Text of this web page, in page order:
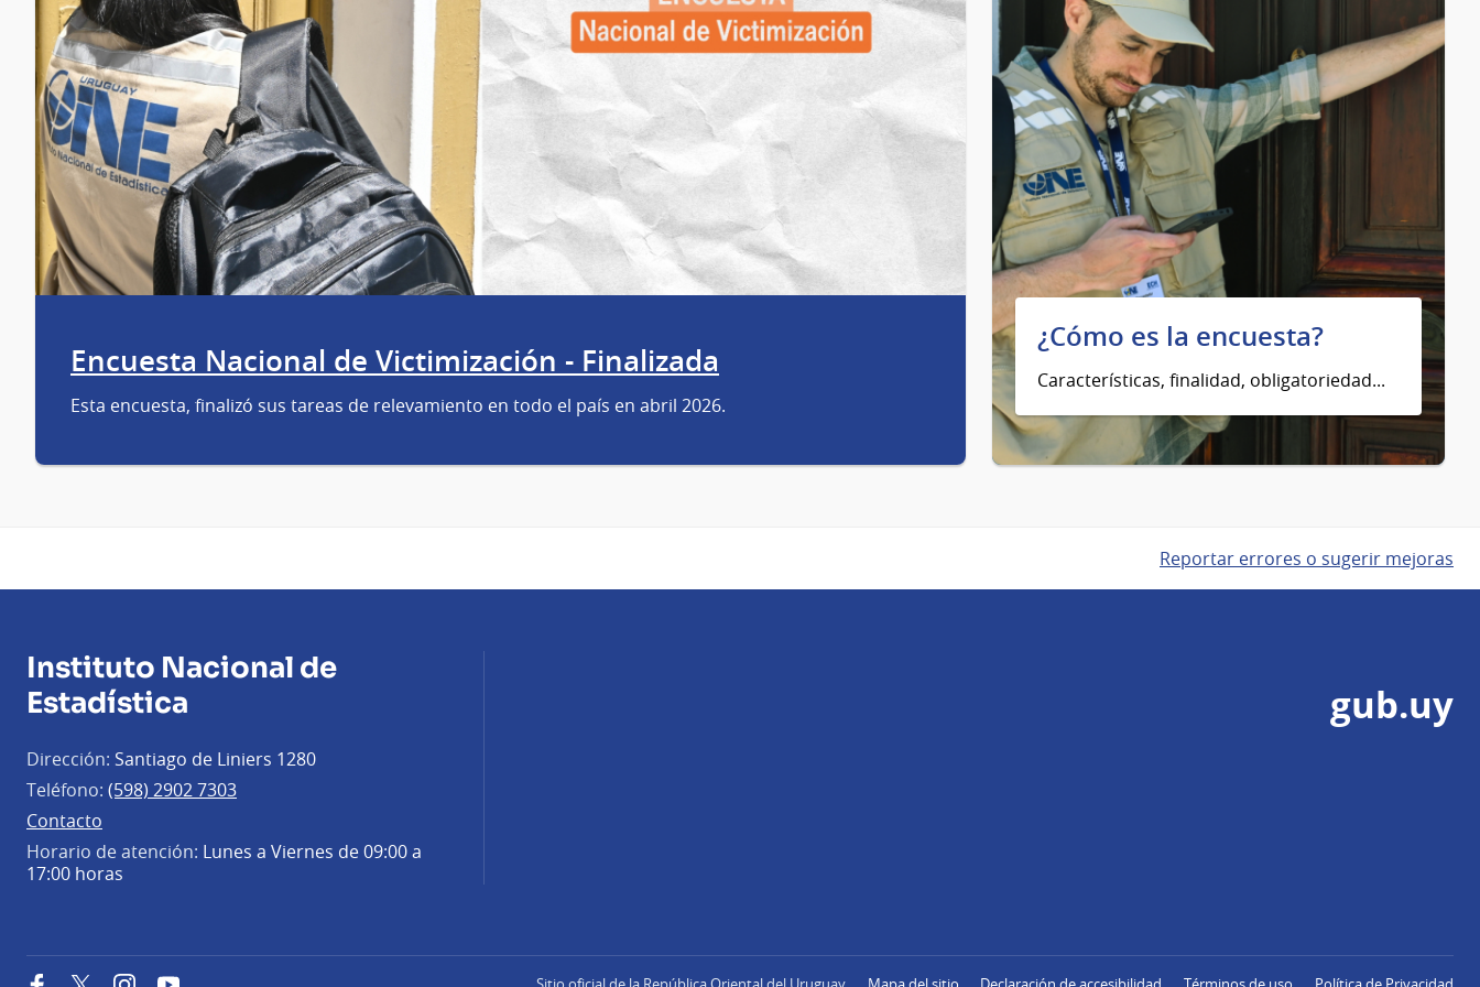
Encuesta Nacional de Victimización - Finalizada
Esta encuesta, finalizó sus tareas de relevamiento en todo el país en abril 2026.
¿Cómo es la encuesta?
Características, finalidad, obligatoriedad...
Reportar errores o sugerir mejoras
Instituto Nacional de
Estadística
Dirección: Santiago de Liniers 1280
Teléfono: (598) 2902 7303
Contacto
Horario de atención: Lunes a Viernes de 09:00 a
17:00 horas
gub.uy
FacebookTwitterInstagramYouTube